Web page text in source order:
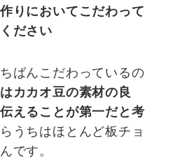
りにおいてこだわって
ださい
ばんこだわっているの
カカオ豆の素材の良
えることが第一だと考
うちはほとんど板チョ
です。